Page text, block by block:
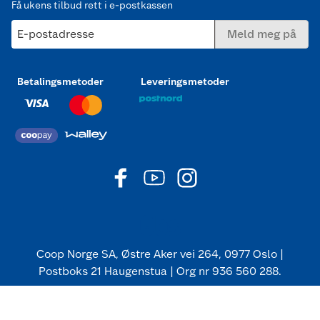
Få ukens tilbud rett i e-postkassen
E-postadresse Meld meg på
Betalingsmetoder Leveringsmetoder
Coop Norge SA, Østre Aker vei 264, 0977 Oslo |
Postboks 21 Haugenstua | Org nr 936 560 288.